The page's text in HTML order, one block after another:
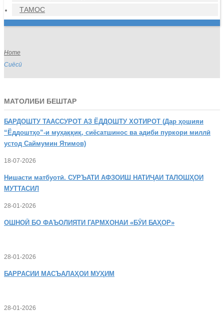
ТАМОС
Home
Сиёсӣ
МАТОЛИБИ БЕШТАР
БАРДОШТУ ТААССУРОТ АЗ ЁДДОШТУ ХОТИРОТ (Дар ҳошияи
“Ёддоштҳо”-и муҳаққиқ, сиёсатшинос ва адиби пуркори миллӣ
устод Саймумин Ятимов)
18-07-2026
Нишасти матбуотӣ. СУРЪАТИ АФЗОИШ НАТИҶАИ ТАЛОШҲОИ
МУТТАСИЛ
28-01-2026
ОШНОӢ БО ФАЪОЛИЯТИ ГАРМХОНАИ «БӮИ БАҲОР»
28-01-2026
БАРРАСИИ МАСЪАЛАҲОИ МУҲИМ
28-01-2026